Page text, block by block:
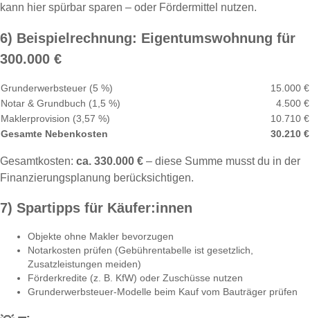
kann hier spürbar sparen – oder Fördermittel nutzen.
6) Beispielrechnung: Eigentumswohnung für
300.000 €
Grunderwerbsteuer (5 %)
15.000 €
Notar & Grundbuch (1,5 %)
4.500 €
Maklerprovision (3,57 %)
10.710 €
Gesamte Nebenkosten
30.210 €
Gesamtkosten: ca. 330.000 € – diese Summe musst du in der
Finanzierungsplanung berücksichtigen.
7) Spartipps für Käufer:innen
Objekte ohne Makler bevorzugen
Notarkosten prüfen (Gebührentabelle ist gesetzlich,
Zusatzleistungen meiden)
Förderkredite (z. B. KfW) oder Zuschüsse nutzen
Grunderwerbsteuer-Modelle beim Kauf vom Bauträger prüfen